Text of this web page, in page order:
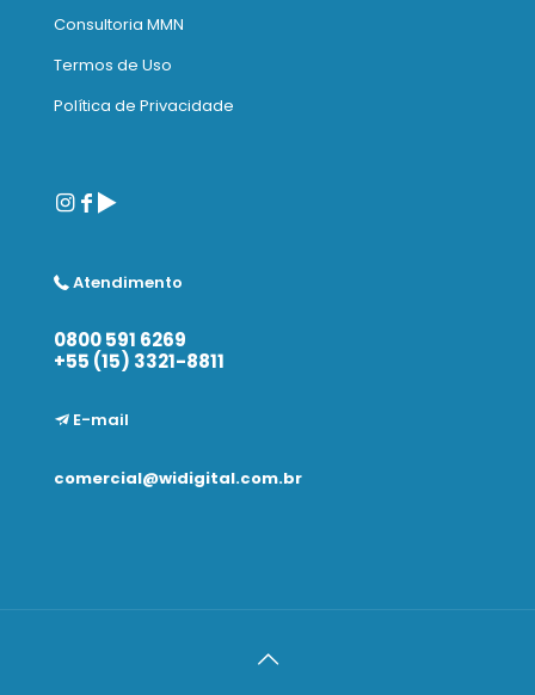
Consultoria MMN
Termos de Uso
Política de Privacidade
Atendimento
0800 591 6269
+55 (15) 3321-8811
E-mail
comercial@widigital.com.br